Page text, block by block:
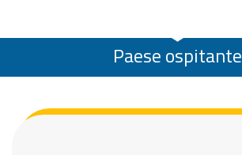
Paese ospitante